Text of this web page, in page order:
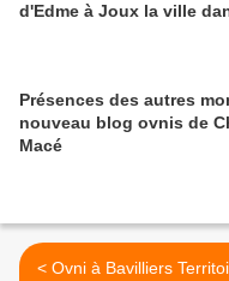
d'Edme à Joux la ville
Présences des autres
nouveau blog ovnis de
Macé
< Ovni à Bavilliers Territoire